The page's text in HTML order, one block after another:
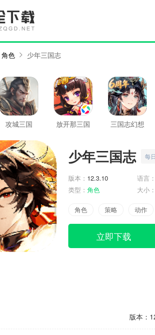
角色 少年三国志
攻城三国 放开那三国
三国志幻想
少年三国志 每
版本： 12.3.10 语言：
类型： 角色 大小：
角色 策略 动作
立即下载
版本：